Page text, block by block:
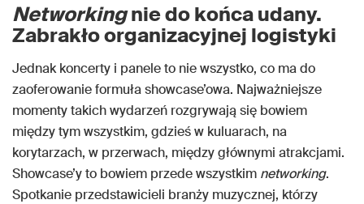
Networkingnie do końca udany.
Zabrakło organizacyjnej logistyki
Jednak koncerty i panele to nie wszystko, co ma do
zaoferowanie formuła showcase’owa. Najważniejsze
momenty takich wydarzeń rozgrywają się bowiem
między tym wszystkim, gdzieś w kuluarach, na
korytarzach, w przerwach, między głównymi atrakcjami.
Showcase’y to bowiem przede wszystkim networking.
Spotkanie przedstawicieli branży muzycznej, którzy